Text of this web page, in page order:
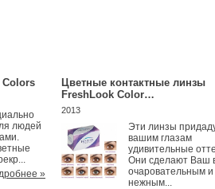
людей
»
Цветные контактные линзы
FreshLook Color…
2013
Эти линзы
вашим глазам
удивительные
Они сделают Ваш
очаровательным и
нежным...